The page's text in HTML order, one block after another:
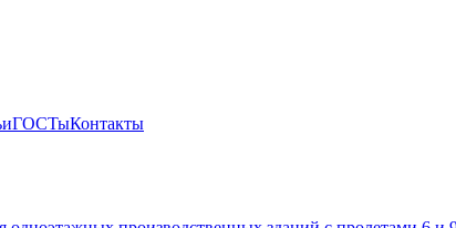
ГОСТыКонтакты